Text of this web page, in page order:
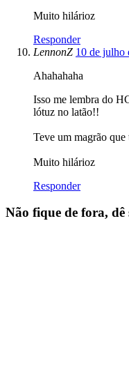
Muito hilárioz
Responder
LennonZ 10 de julho
Ahahahaha
Isso me lembra do
lótuz no latão!!
Teve um magrão
Muito hilárioz
Responder
Não fique de fora,